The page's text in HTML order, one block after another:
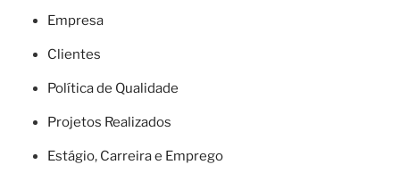
Empresa
Clientes
Política de Qualidade
Projetos Realizados
Estágio, Carreira e Emprego